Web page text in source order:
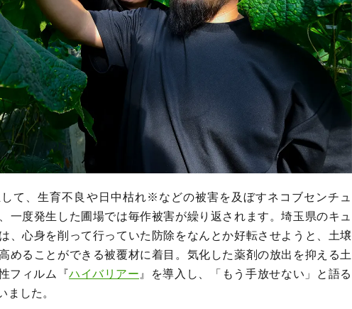
て、生育不良や日中枯れ※などの被害を及ぼすネコブセンチュ
一度発生した圃場では毎作被害が繰り返されます。埼玉県のキュ
、心身を削って行っていた防除をなんとか好転させようと、土壌
めることができる被覆材に着目。気化した薬剤の放出を抑える土
フィルム『ハイバリアー 』を導入し、「もう手放せない」と語る
ました。